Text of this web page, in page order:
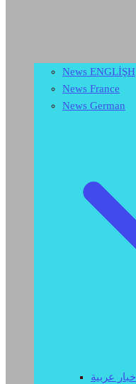
News ENGLİŞH
News France
News German
اخبار عربية